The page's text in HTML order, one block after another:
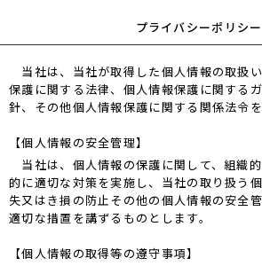
プライバシーポリシー
当社は、当社が取得した個人情報の取扱
保護に関する法律、個人情報保護に関する
針、その他個人情報保護に関する関係法令を
【個人情報の安全管理】
当社は、個人情報の保護に関して、組織
的に適切な対策を実施し、当社の取り扱う
失又はき損の防止その他の個人情報の安全
適切な措置を講ずるものとします。
【個人情報の取得等の遵守事項】